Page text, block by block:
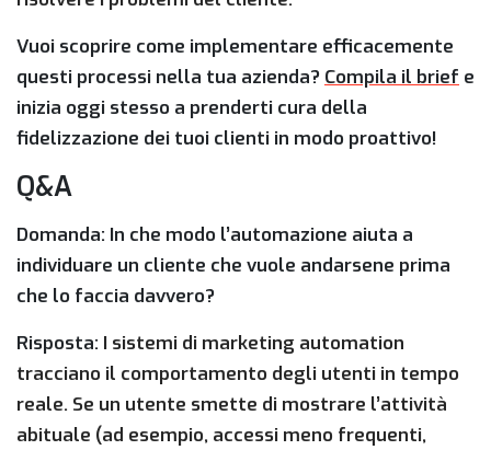
Vuoi scoprire come implementare efficacemente
questi processi nella tua azienda? Compila il brief e
inizia oggi stesso a prenderti cura della
fidelizzazione dei tuoi clienti in modo proattivo!
Q&A
Domanda: In che modo l’automazione aiuta a
individuare un cliente che vuole andarsene prima
che lo faccia davvero?
Risposta: I sistemi di marketing automation
tracciano il comportamento degli utenti in tempo
reale. Se un utente smette di mostrare l’attività
abituale (ad esempio, accessi meno frequenti,